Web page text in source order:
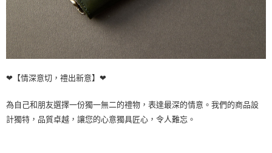
❤【情深意切，禮出新意】❤
為自己和朋友選擇一份獨一無二的禮物，表達最深的情意。我們的商品設
計獨特，品質卓越，讓您的心意獨具匠心，令人難忘。